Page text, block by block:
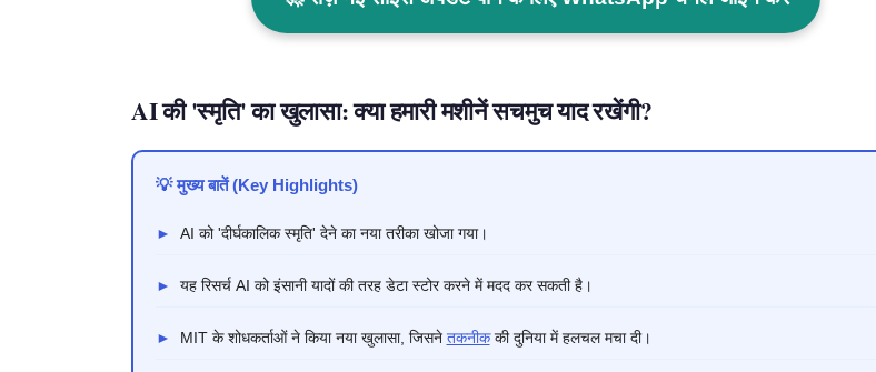
AI की 'स्मृति' का खुलासा: क्या हमारी मशीनें सचमुच याद रखेंगी?
💡 मुख्य बातें (Key Highlights)
► AI को 'दीर्घकालिक स्मृति' देने का नया तरीका खोजा गया।
► यह रिसर्च AI को इंसानी यादों की तरह डेटा स्टोर करने में मदद कर सकती है।
► MIT के शोधकर्ताओं ने किया नया खुलासा, जिसने तकनीककी दुनिया में हलचल मचा दी।